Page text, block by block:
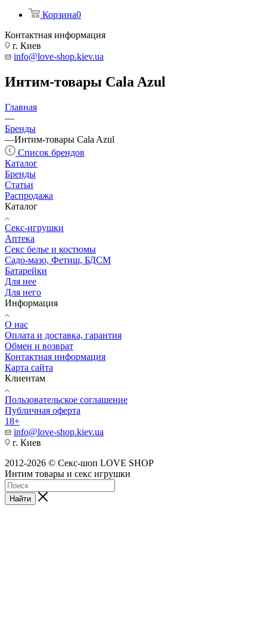
Корзина0
Контактная информация
г. Киев
info@love-shop.kiev.ua
Интим-товары Cala Azul
Главная
—
Бренды
—Интим-товары Cala Azul
Список брендов
Каталог
Бренды
Статьи
Распродажа
Каталог
Секс-игрушки
Аптека
Секс белье и костюмы
Садо-мазо, Фетиш, БДСМ
Батарейки
Для нее
Для него
Информация
О нас
Оплата и доставка, гарантия
Обмен и возврат
Контактная информация
Карта сайта
Клиентам
Пользовательское соглашение
Публичная оферта
18+
info@love-shop.kiev.ua
г. Киев
2012-2026 © Секс-шоп LOVE SHOP
Интим товары и секс игрушки
Найти